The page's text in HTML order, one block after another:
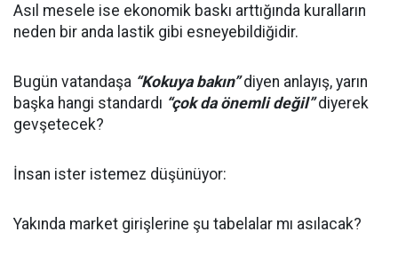
Asıl mesele ise ekonomik baskı arttığında kuralların
neden bir anda lastik gibi esneyebildiğidir.
Bugün vatandaşa “Kokuya bakın”diyen anlayış, yarın
başka hangi standardı “çok da önemli değil”diyerek
gevşetecek?
İnsan ister istemez düşünüyor:
Yakında market girişlerine şu tabelalar mı asılacak?